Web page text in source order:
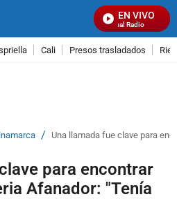
EN VIVO
Señal Visual Radio
Cali Presos trasladados
/ Una llamada fue clave para
para encontrar
Afanador: "Tenía